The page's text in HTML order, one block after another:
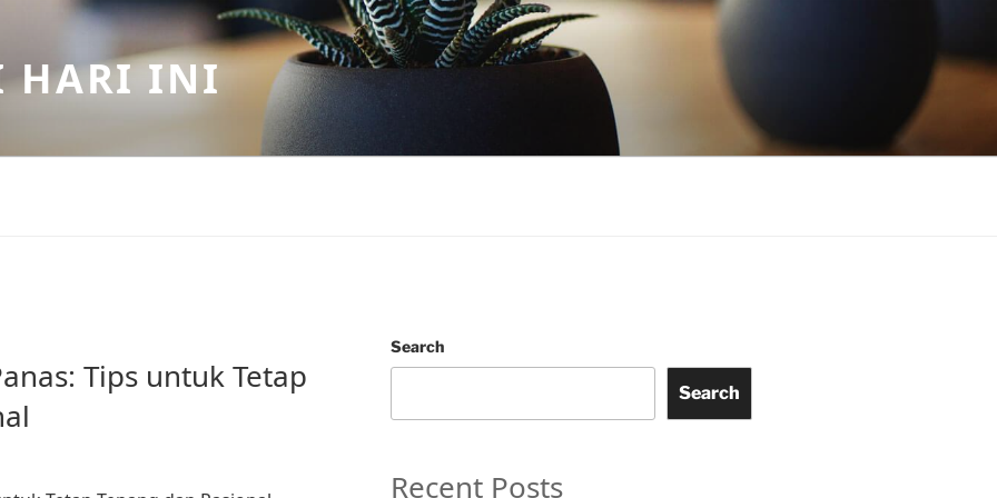
HARI INI
Tips untuk Tetap
Search
Search
Recent Posts